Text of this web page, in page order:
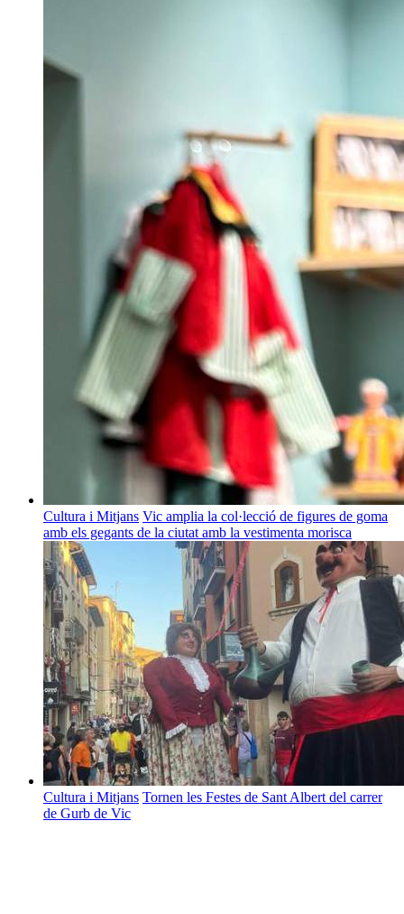
Cultura i Mitjans Vic amplia la col·lecció de figures de goma
amb els gegants de la ciutat amb la vestimenta morisca
Cultura i Mitjans Tornen les Festes de Sant Albert del carrer
de Gurb de Vic